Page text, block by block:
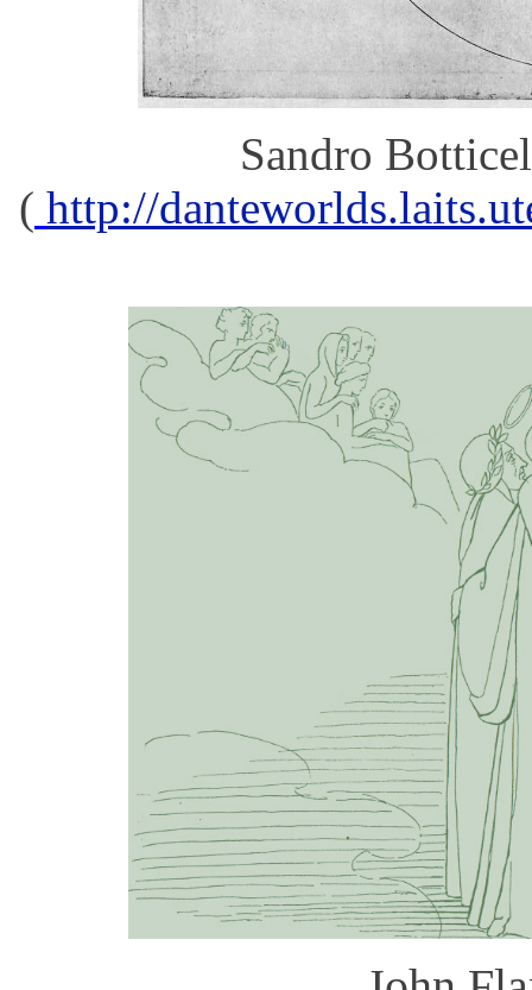
Sandro
( http://